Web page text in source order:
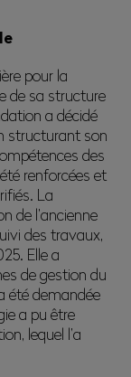
pour la
de sa structure
a décidé
structurant son
des
renforcées et
La
de l’ancienne
des travaux,
Elle a
de gestion du
été demandée
a pu être
lequel l’a